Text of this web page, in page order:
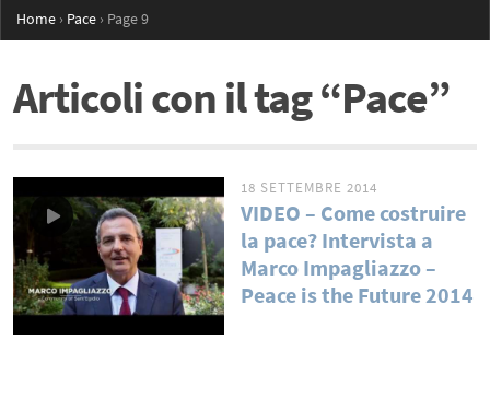
Home › Pace › Page 9
Articoli con il tag “Pace”
18 SETTEMBRE 2014
VIDEO – Come costruire
la pace? Intervista a
Marco Impagliazzo –
Peace is the Future 2014